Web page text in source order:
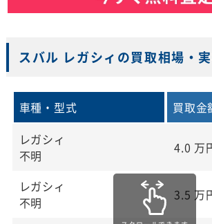
スバル レガシィの買取相場・
車種・型式 買取金
レガシィ
不明
4.0 万
レガシィ
不明
3.5 万